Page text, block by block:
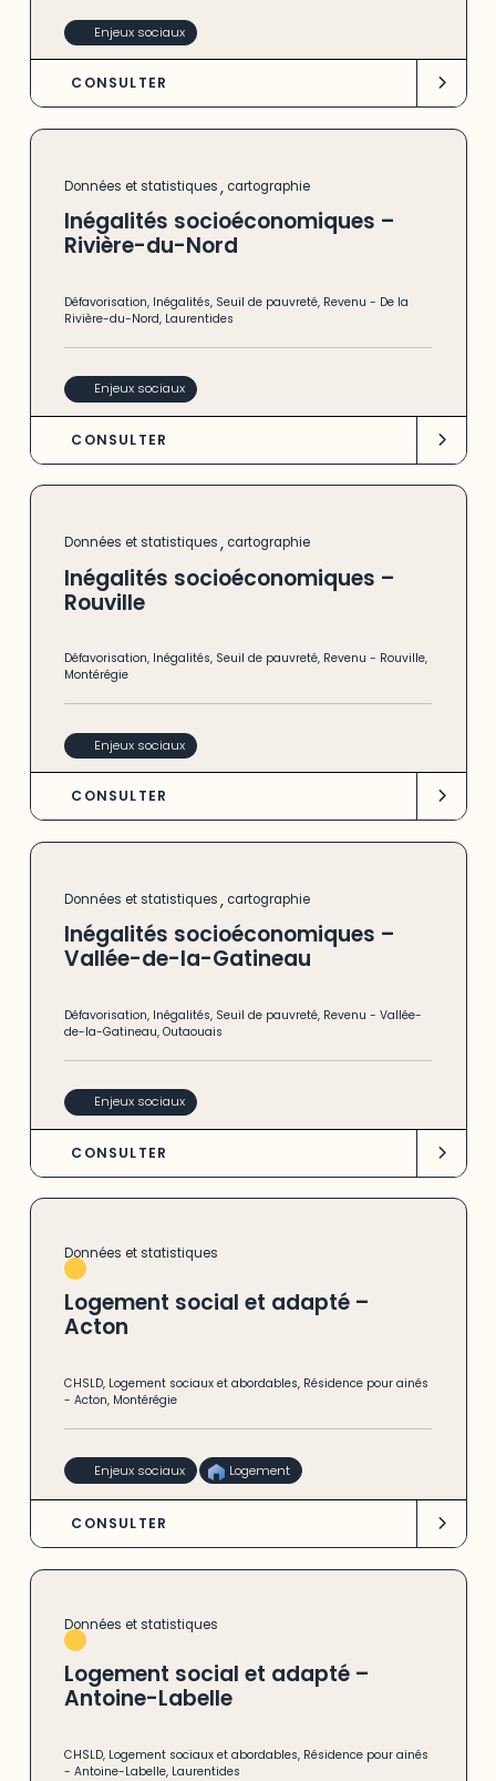
Enjeux sociaux
CONSULTER
Données et statistiques, cartographie
Inégalités socioéconomiques –
Rivière-du-Nord
Défavorisation, Inégalités, Seuil de pauvreté, Revenu - De la
Rivière-du-Nord, Laurentides
Enjeux sociaux
CONSULTER
Données et statistiques, cartographie
Inégalités socioéconomiques –
Rouville
Défavorisation, Inégalités, Seuil de pauvreté, Revenu - Rouville,
Montérégie
Enjeux sociaux
CONSULTER
Données et statistiques, cartographie
Inégalités socioéconomiques –
Vallée-de-la-Gatineau
Défavorisation, Inégalités, Seuil de pauvreté, Revenu -Vallée-
de-la-Gatineau,Outaouais
Enjeux sociaux
CONSULTER
Données et statistiques
Logement social et adapté –
Acton
CHSLD, Logement sociaux et abordables, Résidence pour ainés
-Acton, Montérégie
Enjeux sociaux Logement
CONSULTER
Données et statistiques
Logement social et adapté –
Antoine-Labelle
CHSLD, Logement sociaux et abordables, Résidence pour ainés
-Antoine-Labelle, Laurentides